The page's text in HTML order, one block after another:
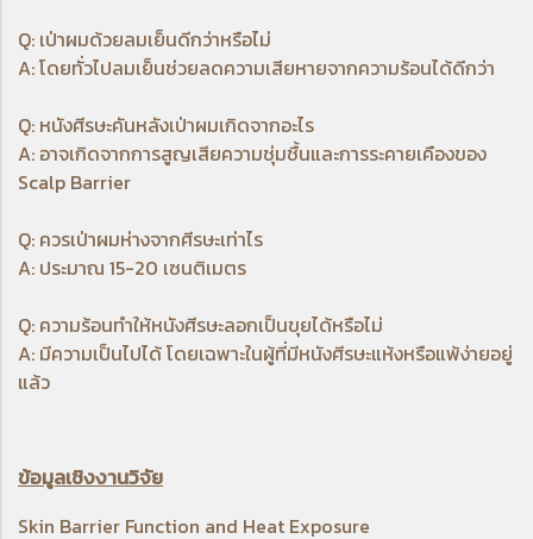
Q: เป่าผมด้วยลมเย็นดีกว่าหรือไม่
A: โดยทั่วไปลมเย็นช่วยลดความเสียหายจากความร้อนได้ดีกว่า
Q: หนังศีรษะคันหลังเป่าผมเกิดจากอะไร
A: อาจเกิดจากการสูญเสียความชุ่มชื้นและการระคายเคืองของ
Scalp Barrier
Q: ควรเป่าผมห่างจากศีรษะเท่าไร
A: ประมาณ 15-20 เซนติเมตร
Q: ความร้อนทำให้หนังศีรษะลอกเป็นขุยได้หรือไม่
A: มีความเป็นไปได้ โดยเฉพาะในผู้ที่มีหนังศีรษะแห้งหรือแพ้ง่ายอยู่
แล้ว
ข้อมูลเชิงงานวิจัย
Skin Barrier Function and Heat Exposure